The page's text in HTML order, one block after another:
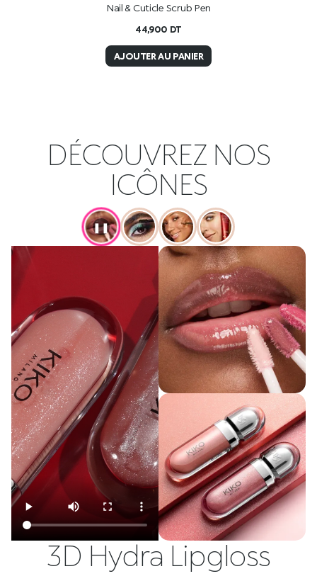
Nail & Cuticle Scrub Pen
44,900 DT
AJOUTER AU PANIER
DÉCOUVREZ NOS
ICÔNES
❚❚
3D Hydra Lipgloss